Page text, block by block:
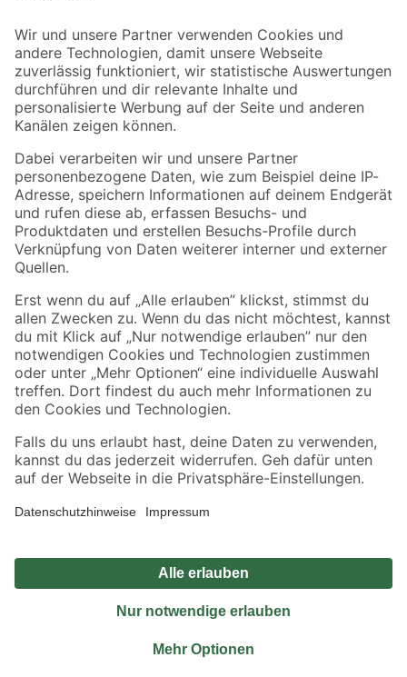
Der toom Newsletter: Keine Angebote und Aktionen mehr verpassen!
Zur Newsletter Anmeldung
Folge uns
Zahlungsarten Versandarten
Sicher einkaufen
Jetzt die toom-App herunterladen
Alle Preisangaben in EUR inkl. gesetzl. MwSt.. Die dargestellten Angebote sind unter
Umständen nicht in allen Märkten verfügbar. Die angegebenen Verfügbarkeiten beziehen
Produkte nur solange der Vorrat reicht.
*Paketversand ab 59 € versandkostenfrei, gilt nicht für Artikel mit Speditionsversand, hier
Privatsphäre Impressum
Nutzungsbedingungen
Widerrufsrecht
Vertrag widerrufen
© 2026 toom Baumarkt GmbH